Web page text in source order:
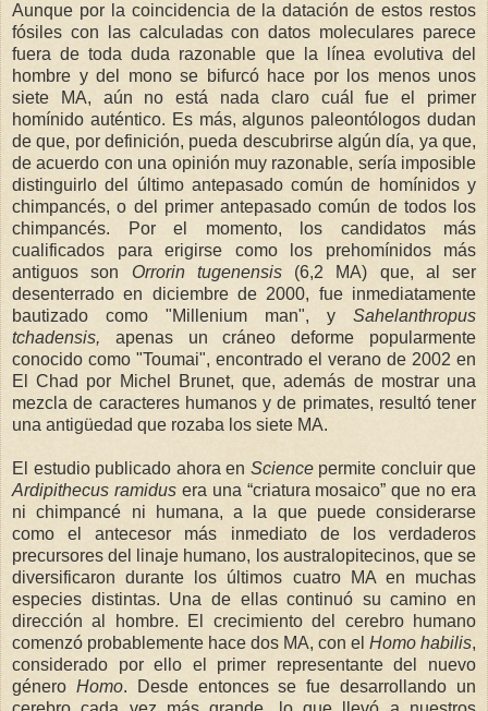
Aunque por la coincidencia de la datación de estos restos
fósiles con las calculadas con datos moleculares parece
fuera de toda duda razonable que la línea evolutiva del
hombre y del mono se bifurcó hace por los menos unos
siete MA, aún no está nada claro cuál fue el primer
homínido auténtico. Es más, algunos paleontólogos dudan
de que, por definición, pueda descubrirse algún día, ya que,
de acuerdo con una opinión muy razonable, sería imposible
distinguirlo del último antepasado común de homínidos y
chimpancés, o del primer antepasado común de todos los
chimpancés. Por el momento, los candidatos más
cualificados para erigirse como los prehomínidos más
antiguos son Orrorin tugenensis(6,2 MA) que, al ser
desenterrado en diciembre de 2000, fue inmediatamente
bautizado como "Millenium man", y Sahelanthropus
tchadensis, apenas un cráneo deforme popularmente
conocido como "Toumai", encontrado el verano de 2002 en
El Chad por Michel Brunet, que, además de mostrar una
mezcla de caracteres humanos y de primates, resultó tener
una antigüedad que rozaba los siete MA.
El estudio publicado ahora en Sciencepermite concluir que
Ardipithecus ramidusera una “criatura mosaico” que no era
ni chimpancé ni humana, a la que puede considerarse
como el antecesor más inmediato de los verdaderos
precursores del linaje humano, los australopitecinos, que se
diversificaron durante los últimos cuatro MA en muchas
especies distintas. Una de ellas continuó su camino en
dirección al hombre. El crecimiento del cerebro humano
comenzó probablemente hace dos MA, con el Homo habilis,
considerado por ello el primer representante del nuevo
género Homo. Desde entonces se fue desarrollando un